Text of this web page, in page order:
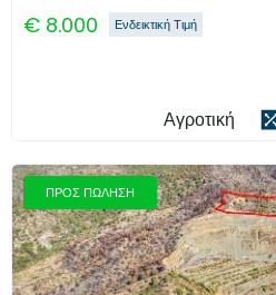
€ 8.000 Ενδεικτική Τιμή
Αγροτική
ΠΡΟΣ ΠΩΛΗΣΗ
Προηγούμενο